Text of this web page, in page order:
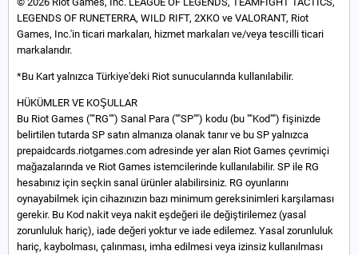
LEGENDS OF RUNETERRA, WILD RIFT, 2XKO ve VALORANT, Riot
Games, Inc.'in ticari markaları, hizmet markaları ve/veya tescilli ticari
markalarıdır.
*Bu Kart yalnızca Türkiye'deki Riot sunucularında kullanılabilir.
HÜKÜMLER VE KOŞULLAR
Bu Riot Games (""RG"") Sanal Para (""SP"") kodu (bu ""Kod"") fişinizde
belirtilen tutarda SP satın almanıza olanak tanır ve bu SP yalnızca
prepaidcards.riotgames.com adresinde yer alan Riot Games çevrimiçi
mağazalarında ve Riot Games istemcilerinde kullanılabilir. SP ile RG
hesabınız için seçkin sanal ürünler alabilirsiniz. RG oyunlarını
oynayabilmek için cihazınızın bazı minimum gereksinimleri karşılaması
gerekir. Bu Kod nakit veya nakit eşdeğeri ile değiştirilemez (yasal
zorunluluk hariç), iade değeri yoktur ve iade edilemez. Yasal zorunluluk
hariç, kaybolması, çalınması, imha edilmesi veya izinsiz kullanılması